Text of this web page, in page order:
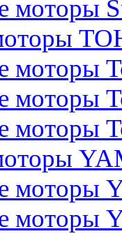
моторы
моторы
моторы
моторы
моторы
моторы